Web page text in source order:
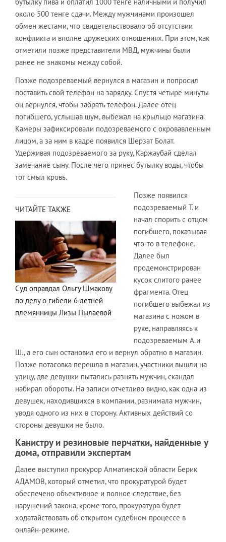
около 500 тенге сдачи. Между мужчинами произошел
обмен жестами, что свидетельствовало об отсутствии
конфликта и вполне дружеских отношениях. При этом, как
отметили позже представители МВД, мужчины были
ранее не знакомы между собой.
Позже подозреваемый вернулся в магазин и попросил
поставить свой телефон на зарядку. Спустя четыре минуты
он вернулся, чтобы забрать телефон. Далее отец
погибшего, услышав шум, выбежал на крыльцо магазина.
Камеры зафиксировали подозреваемого с окровавленным
лицом, а за ним в кадре появился Шерзат Болат.
Удерживая подозреваемого за руку, Каржаубай сделал
замечание сыну. После чего принес бутылку воды, чтобы
тот смыл кровь.
ЧИТАЙТЕ ТАКЖЕ
Суд оправдал Ольгу Шмакову
по делу о гибели 6-летней
племянницы Лизы Пылаевой
Позже появился
подозреваемый Т. и
начал спорить с отцом
погибшего, показывая
что-то в телефоне.
Далее был
продемонстрирован
кусок слитого ранее
фрагмента. Отец
погибшего выбежал из
магазина с ножом в
руке, направляясь к
подозреваемым А.и
Ш., а его сын остановил его и вернул обратно в магазин.
Позже потасовка перешла в магазин, участники вышли на
улицу, две девушки пытались разнять мужчин, скандал
набирал обороты. На записи отчетливо видно, как одна из
девушек, находившихся в компании, разнимала мужчин,
уводя одного из них в сторону. Активных действий со
стороны девушки не было.
Канистру и резиновые перчатки, найденные у
дома, отправили экспертам
Далее выступил прокурор Алматинской области Берик
АДАМОВ, который отметил, что прокуратурой будет
обеспечено объективное и полное следствие, без
нарушений закона, кроме того, прокуратура будет
ходатайствовать об открытом судебном процессе в
онлайн-режиме.